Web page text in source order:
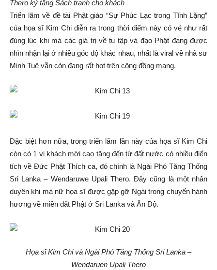
Thero ký tặng Sách tranh cho khách
Triển lãm về đề tài Phật giáo “Sự Phúc Lạc trong Tĩnh Lặng”
của họa sĩ Kim Chi diễn ra trong thời điểm này có vẻ như rất
đúng lúc khi mà các giá trị về tu tập và đạo Phật đang được
nhìn nhận lại ở nhiều góc độ khác nhau, nhất là viral về nhà sư
Minh Tuệ vẫn còn đang rất hot trên cộng đồng mạng.
Đặc biệt hơn nữa, trong triển lãm lần này của họa sĩ Kim Chi
còn có 1 vị khách mời cao tăng đến từ đất nước có nhiều điển
tích về Đức Phật Thích ca, đó chính là Ngài Phó Tăng Thống
Sri Lanka – Wendaruwe Upali Thero. Đây cũng là một nhân
duyên khi mà nữ họa sĩ được gặp gỡ Ngài trong chuyến hành
hương về miền đất Phật ở Sri Lanka và Ấn Độ.
Họa sĩ Kim Chi và Ngài Phó Tăng Thống Sri Lanka –
Wendaruen Upali Thero